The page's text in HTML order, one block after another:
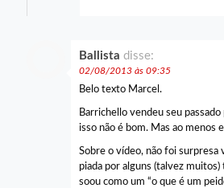
Ballista disse:
02/08/2013 às 09:35
Belo texto Marcel.
Barrichello vendeu seu
isso não é bom. Mas ao menos
Sobre o vídeo, não foi surpresa
piada por alguns (talvez muitos)
soou como um “o que é um